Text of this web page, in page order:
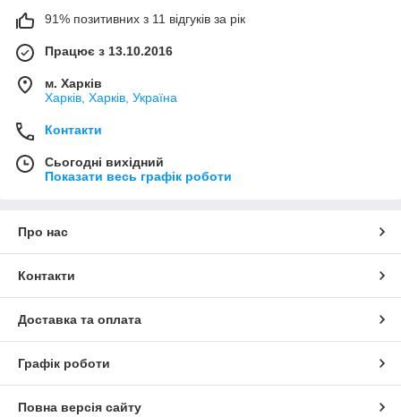
91% позитивних з 11 відгуків за рік
Працює з 13.10.2016
м. Харків
Харків, Харків, Україна
Контакти
Сьогодні вихідний
Показати весь графік роботи
Про нас
Контакти
Доставка та оплата
Графік роботи
Повна версія сайту